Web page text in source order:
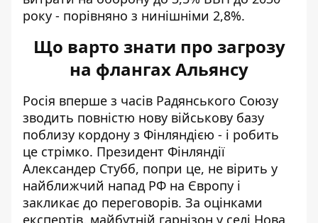
року - порівняно з нинішніми 2,8%.
Що варто знати про загрозу
на флангах Альянсу
Росія вперше з часів Радянського Союзу
зводить повністю нову військову базу
поблизу кордону з Фінляндією - і робить
це стрімко. Президент Фінляндії
Александер Стубб, попри це, не вірить у
найближчий напад РФ на Європу і
закликає до переговорів. За оцінками
експертів, майбутній гарнізон у селі Нова